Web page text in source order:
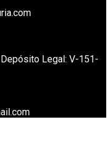
Depósito Legal: V-151-